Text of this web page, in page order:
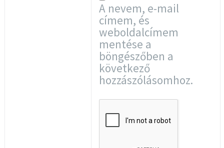
A nevem, e-mail
címem, és
weboldalcímem
mentése a
böngészőben a
következő
hozzászólásomhoz.